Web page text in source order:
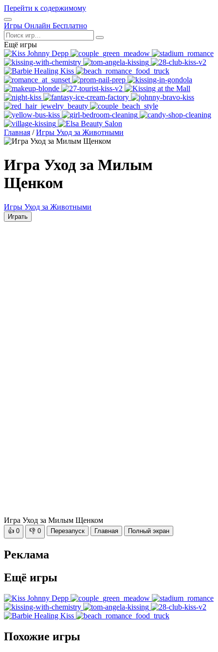
Перейти к содержимому
Открыть
меню
Игры Онлайн Бесплатно
Поиск
Ещё игры
Главная / Игры Уход за Животными
Игра Уход за Милым
Щенком
Игры Уход за Животными
Играть
Игра Уход за Милым Щенком
👍 0 👎 0 Перезапуск Главная Полный экран
Реклама
Ещё игры
Похожие игры